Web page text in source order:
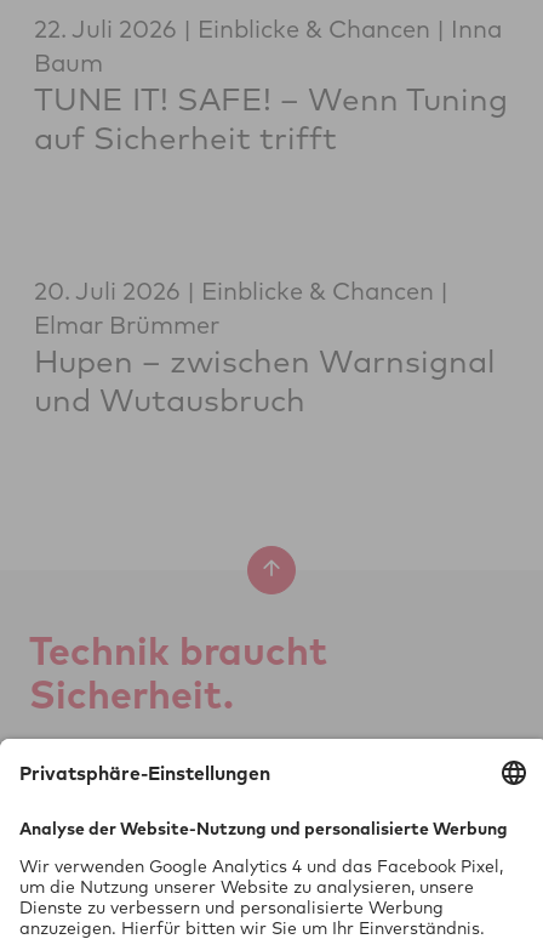
22. Juli 2026 Einblicke & Chancen
Inna
Baum
TUNE IT! SAFE! – Wenn Tuning
auf Sicherheit trifft
20. Juli 2026
Einblicke & Chancen
Elmar Brümmer
Hupen – zwischen Warnsignal
und Wutausbruch
Tech­nik braucht
Si­cher­heit.
GTÜ Ge­sell­schaft für
Vor dem Lauch 25
70567 Stuttgart
FON 0711 97676-0